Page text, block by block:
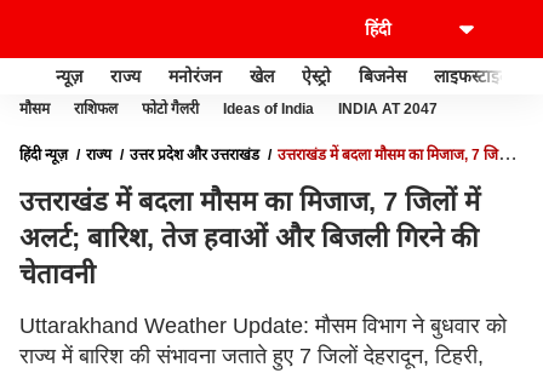
न्यूज़ राज्य मनोरंजन खेल ऐस्ट्रो बिजनेस लाइफस्टाइल
मौसम राशिफल फोटो गैलरी Ideas of India INDIA AT 2047
हिंदी न्यूज़ राज्य उत्तर प्रदेश और उत्तराखंड
उत्तराखंड में बदला मौसम का मिजाज, 7 जिलों में
उत्तराखंड में बदला मौसम का मिजाज, 7 जिलों में
अलर्ट; बारिश, तेज हवाओं और बिजली गिरने की
चेतावनी
Uttarakhand Weather Update: मौसम विभाग ने बुधवार को
राज्य में बारिश की संभावना जताते हुए 7 जिलों देहरादून, टिहरी,